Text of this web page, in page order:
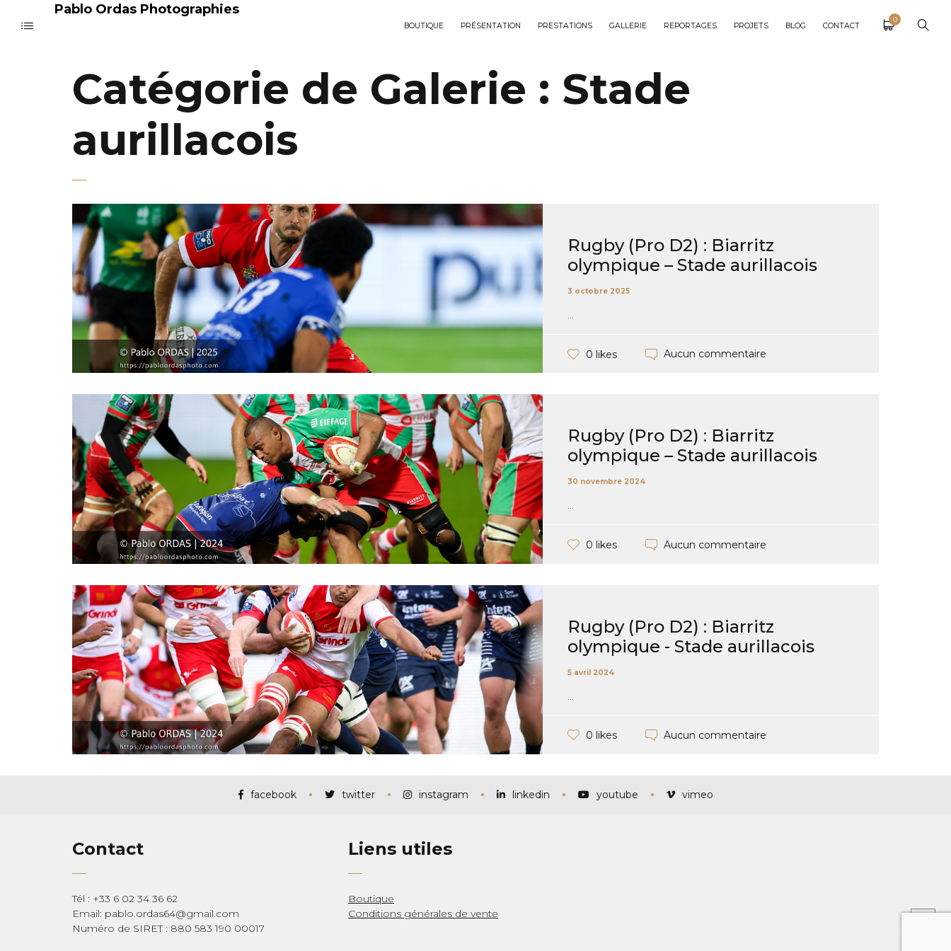
Pablo Ordas Photographies
BOUTIQUE PRÉSENTATION PRESTATIONS GALLERIE REPORTAGES PROJETS BLOG CONTACT
0
Catégorie de Galerie : Stade
aurillacois
Rugby (Pro D2) : Biarritz
olympique – Stade aurillacois
3 octobre 2025
...
0 likes Aucun commentaire
Rugby (Pro D2) : Biarritz
olympique – Stade aurillacois
30 novembre 2024
...
0 likes Aucun commentaire
Rugby (Pro D2) : Biarritz
olympique - Stade aurillacois
5 avril 2024
...
0 likes Aucun commentaire
facebook twitter instagram linkedin youtube vimeo
Contact
Tél : +33 6 02 34 36 62
Email: pablo.ordas64@gmail.com
Numéro de SIRET : 880 583 190 00017
Liens utiles
Boutique
Conditions générales de vente